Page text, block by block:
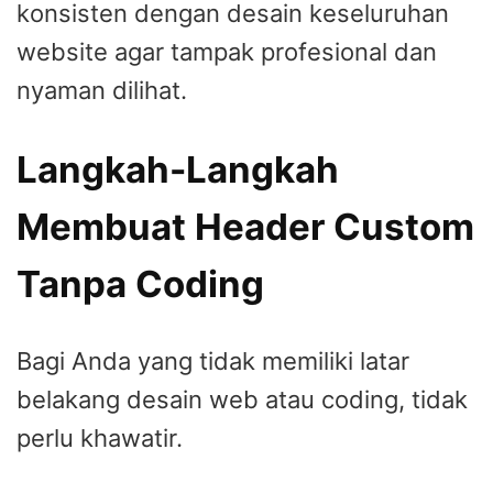
konsisten dengan desain keseluruhan
website agar tampak profesional dan
nyaman dilihat.
Langkah-Langkah
Membuat Header Custom
Tanpa Coding
Bagi Anda yang tidak memiliki latar
belakang desain web atau coding, tidak
perlu khawatir.